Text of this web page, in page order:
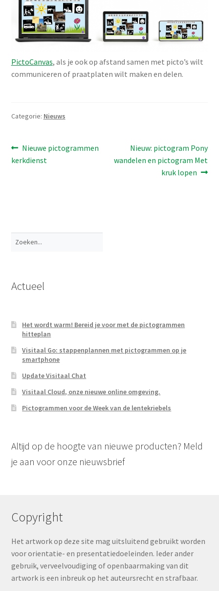
PictoCanvas, als je ook op afstand samen met picto’s wilt
communiceren of praatplaten wilt maken en delen.
Categorie: Nieuws
Bericht
navigatie
Vorig
bericht:
Nieuwe pictogrammen
kerkdienst
Volgend
bericht:
Nieuw: pictogram Pony
wandelen en pictogram Met
kruk lopen
Zoeken
Actueel
Het wordt warm! Bereid je voor met de pictogrammen
hitteplan
Visitaal Go: stappenplannen met pictogrammen op je
smartphone
Update Visitaal Chat
Visitaal Cloud, onze nieuwe online omgeving.
Pictogrammen voor de Week van de lentekriebels
Altijd op de hoogte van nieuwe producten? Meld
je aan voor onze nieuwsbrief
Copyright
Het artwork op deze site mag uitsluitend gebruikt worden
voor orientatie- en presentatiedoeleinden. Ieder ander
gebruik, verveelvoudiging of openbaarmaking van dit
artwork is een inbreuk op het auteursrecht en strafbaar.